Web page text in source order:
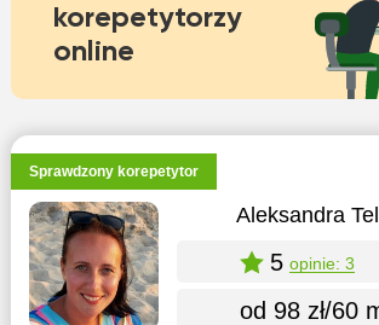
korepetytorzy
online
Sprawdzony korepetytor
Aleksandra
5 opinie: 3
od 98 zł/60